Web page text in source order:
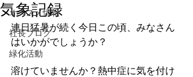
オススメ情報
社長ブログ
緑化活動
気象記録
連日猛暑が続く今日この頃、みなさん
はいかがでしょうか？
溶けていませんか？熱中症に気を付け